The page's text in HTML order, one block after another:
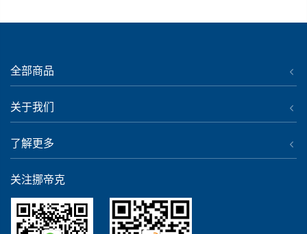
全部商品
关于我们
了解更多
关注挪帝克